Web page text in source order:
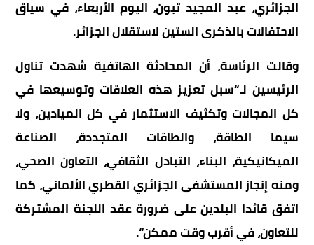
الجزائري، عبد المجيد تبون، اليوم الأربعاء، في سياق
الاحتفالاتبالذكرىالستينلاستقلالالجزائر.
وقالت الرئاسة، أن المحادثة الهاتفية شهدت تناول
الرئيسين لـ“سبل تعزيز هذه العلاقات وتوسيعها في
كل المجالات وتكثيف الاستثمار في كل الميادين، ولا
سيما
الطاقة، والطاقات المتجددة،
الصناعة
الميكانيكية، البناء، التبادل الثقافي، التعاون الصحي،
ومنهإنجازالمستشفىالجزائريالقطريالألماني، كما
اتفق قائدا البلدين على ضرورة عقد اللجنة المشتركة
للتعاون،فيأقربوقتممكن“.